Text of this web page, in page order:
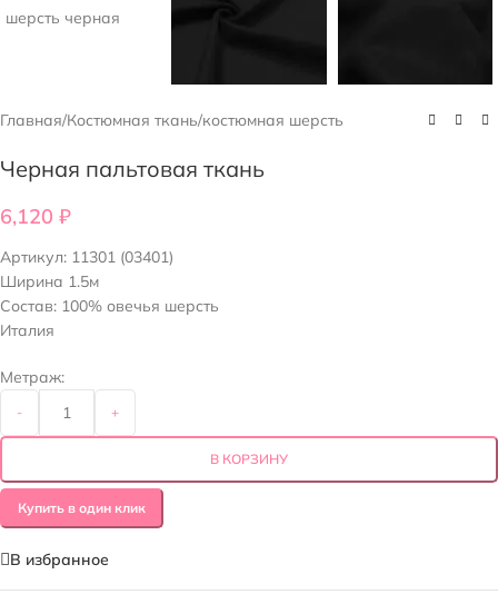
Главная/Костюмная ткань/костюмная шерсть
Черная пальтовая ткань
6,120 ₽
Артикул: 11301 (03401)
Ширина 1.5м
Состав: 100% овечья шерсть
Италия
Метраж:
- +
В КОРЗИНУ
Купить в один клик
В избранное